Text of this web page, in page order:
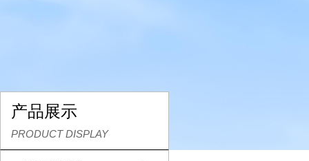
产品展示
PRODUCT DISPLAY